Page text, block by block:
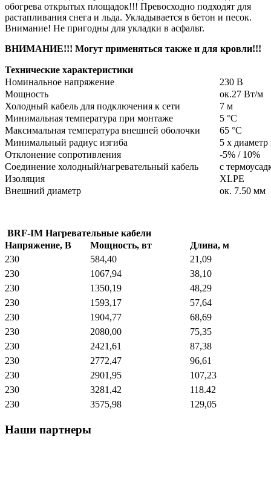
обогрева открытых площадок!!! Превосходно подходят для
растапливания снега и льда. Укладывается в бетон и песок.
Внимание! Не пригодны для укладки в асфальт.
ВНИМАНИЕ!!! Могут применяться такжe и для кровли!!!
Технические характеристики
Номинальное напряжение
230 В
Мощность
ок.27 Вт/м
Холодный кабель для подключения к сети
7 м
Минимальная температура при монтаже
5 °С
Максимальная температура внешней оболочки
65 °С
Минимальный радиус изгиба
5 х диаметр
Отклонение сопротивления
-5% / 10%
Соединение холодный/нагревательный кабель
с
Изоляция
XLPE
Внешний диаметр
ок. 7.50 мм
BRF-IM Нагревательные кабели
Напряжение, В
Мощность, вт
Длина, м
230
584,40
21,09
230
1067,94
38,10
230
1350,19
48,29
230
1593,17
57,64
230
1904,77
68,69
230
2080,00
75,35
230
2421,61
87,38
230
2772,47
96,61
230
2901,95
107,23
230
3281,42
118.42
230
3575,98 129,05
Наши партнеры